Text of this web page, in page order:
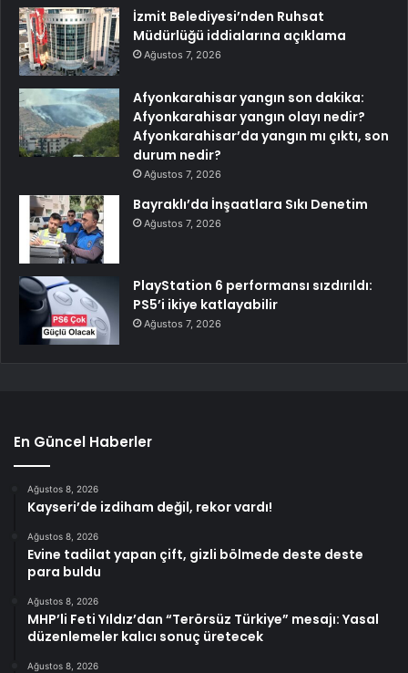
İzmit Belediyesi’nden Ruhsat
Müdürlüğü iddialarına açıklama
Ağustos 7, 2026
Afyonkarahisar yangın son dakika:
Afyonkarahisar yangın olayı nedir?
Afyonkarahisar’da yangın mı çıktı, son
durum nedir?
Ağustos 7, 2026
Bayraklı’da İnşaatlara Sıkı Denetim
Ağustos 7, 2026
PlayStation 6 performansı sızdırıldı:
PS5’i ikiye katlayabilir
Ağustos 7, 2026
En Güncel Haberler
Ağustos 8, 2026
Kayseri’de izdiham değil, rekor vardı!
Ağustos 8, 2026
Evine tadilat yapan çift, gizli bölmede deste deste
para buldu
Ağustos 8, 2026
MHP’li Feti Yıldız’dan “Terörsüz Türkiye” mesajı: Yasal
düzenlemeler kalıcı sonuç üretecek
Ağustos 8, 2026